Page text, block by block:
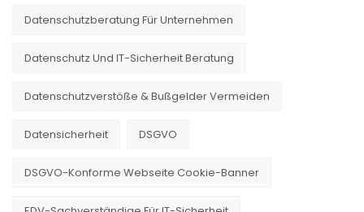
Datenschutzberatung Für Unternehmen
Datenschutz Und IT-Sicherheit Beratung
Datenschutzverstöße & Bußgelder Vermeiden
Datensicherheit DSGVO
DSGVO-Konforme Webseite Cookie-Banner